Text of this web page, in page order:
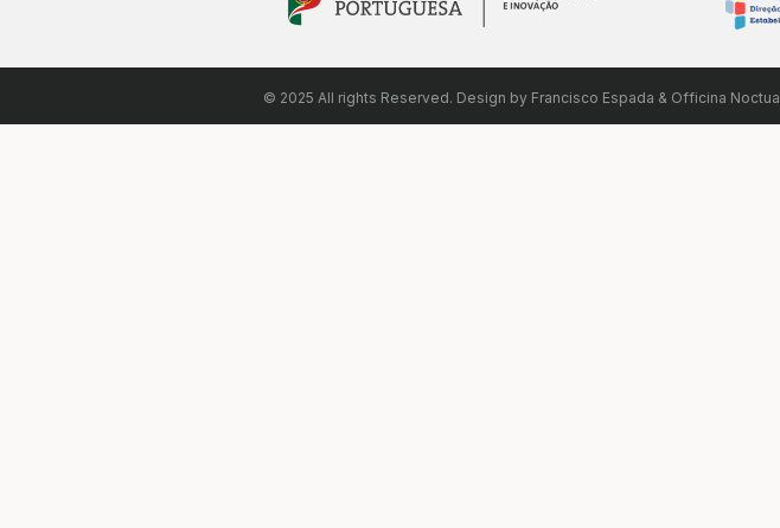
© 2025 All rights Reserved. Design by Francisco Espada & Officina Noctua